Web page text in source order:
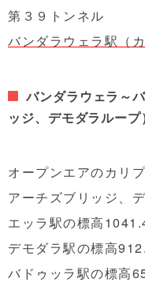
第３９トンネル
バンダラウェラ駅（
バンダラウェラ～
ッジ、デモダラループ
オープンエアのカリ
アーチズブリッジ、
エッラ駅の標高
デモダラ駅の標高
バドゥッラ駅の標高